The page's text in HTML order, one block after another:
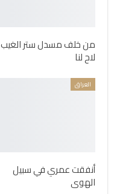
من خلف مسدل ستر الغيب
لاح لنا
العراق
أنفقت عمري في سبيل
الهوى